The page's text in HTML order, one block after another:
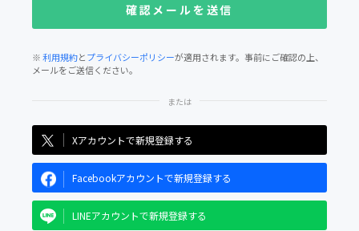
※利用規約とプライバシーポリシーが適用されます。事前にご確認の上、
メールをご送信ください。
Xアカウントで新規登録する
Facebookアカウントで新規登録する
LINEアカウントで新規登録する